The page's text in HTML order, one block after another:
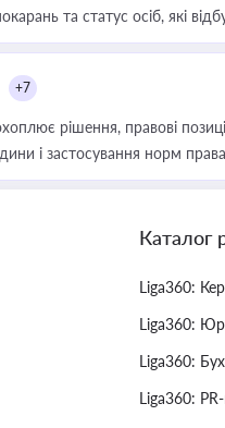
та статус осіб, які
+7
рішення, правові
і застосування норм права
Каталог
Liga360:
Liga360:
Liga360:
Liga360: